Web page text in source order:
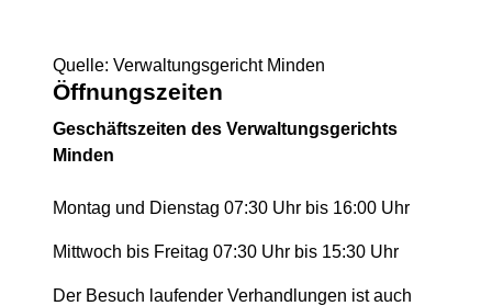
Quelle: Verwaltungsgericht Minden
Öffnungszeiten
Geschäftszeiten des Verwaltungsgerichts
Minden
Montag und Dienstag 07:30 Uhr bis 16:00 Uhr
Mittwoch bis Freitag 07:30 Uhr bis 15:30 Uhr
Der Besuch laufender Verhandlungen ist auch